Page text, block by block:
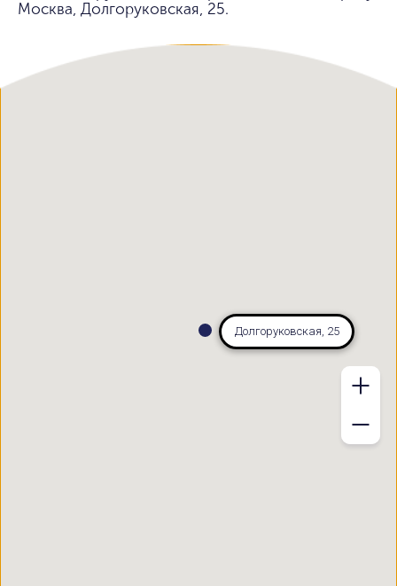
Москва, Долгоруковская, 25.
Долгоруковская, 25